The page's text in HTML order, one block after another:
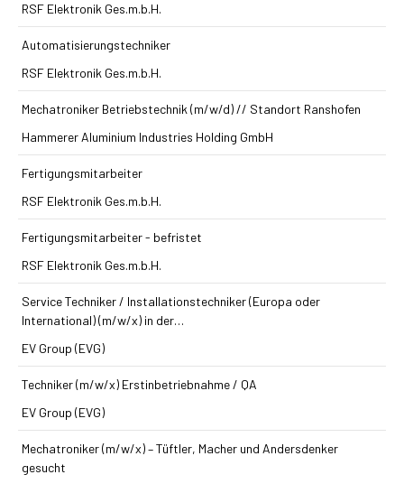
RSF Elektronik Ges.m.b.H.
Automatisierungstechniker
RSF Elektronik Ges.m.b.H.
Mechatroniker Betriebstechnik (m/w/d) // Standort Ranshofen
Hammerer Aluminium Industries Holding GmbH
Fertigungsmitarbeiter
RSF Elektronik Ges.m.b.H.
Fertigungsmitarbeiter - befristet
RSF Elektronik Ges.m.b.H.
Service Techniker / Installations­techniker (Europa oder
International) (m/w/x) in der…
EV Group (EVG)
Techniker (m/w/x) Erst­inbetriebnahme / QA
EV Group (EVG)
Mechatroniker (m/w/x) – Tüftler, Macher und Andersdenker
gesucht